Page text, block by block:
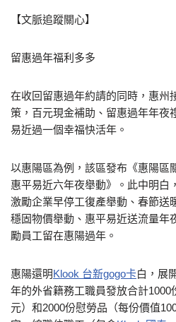
【文脈追蹤關心】
留惠過年福利多多
在收回留惠過年約請的同時，惠州
策，百元現金補助、留惠過年年夜
易近過一個幸福快活年。
以惠陽區為例，該區發布《惠陽區
惠平易近六年夜舉動》。此中明白
激勵企業早停工復產舉動、春節送
穩固物價舉動、惠平易近送流量年
勵員工留在惠陽過年。
惠陽還明Klook 台新gogo卡白，展
年的外省籍務工職員發放合計
元）和2000份慰勞品（每份價值